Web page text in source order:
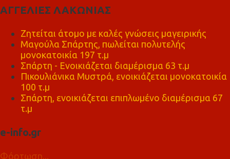
ΑΓΓΕΛΙΕΣ ΛΑΚΩΝΙΑΣ
Ζητείται άτομο με καλές γνώσεις μαγειρικής
Μαγούλα Σπάρτης, πωλείται πολυτελής
μονοκατοικία 197 τ.μ
Σπάρτη - Ενοικιάζεται διαμέρισμα 63 τ.μ
Πικουλιάνικα Μυστρά, ενοικιάζεται μονοκατοικία
100 τ.μ
Σπάρτη, ενοικιάζεται επιπλωμένο διαμέρισμα 67
τ.μ
e-info.gr
Φόρτωση...